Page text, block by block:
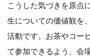
こうした気づきを原点
生についての価値観を
活動です。お茶やコー
て参加できるよう、会